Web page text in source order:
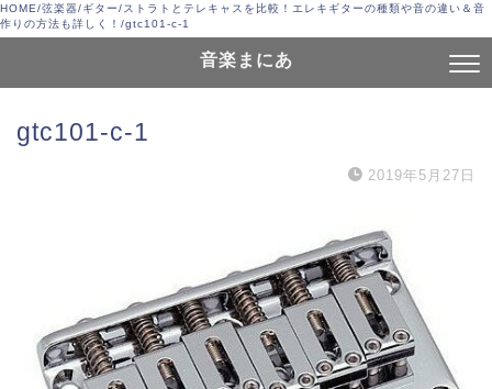
HOME/弦楽器/ギター/ストラトとテレキャスを比較！エレキギターの種類や音の違い＆音
作りの方法も詳しく！ /gtc101-c-1
音楽まにあ
gtc101-c-1
2019年5月27日